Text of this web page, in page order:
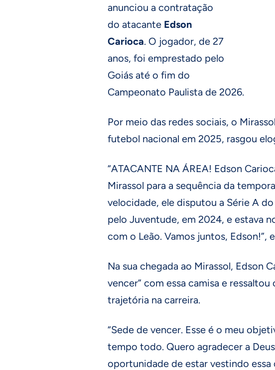
anunciou a contratação
do atacante Edson
Carioca. O jogador, de 27
anos, foi emprestado pelo
Goiás até o fim do
Campeonato Paulista de 2026.
Por meio das redes sociais, o
futebol nacional em 2025, rasgou
“ATACANTE NA ÁREA! Edson
Mirassol para a sequência da
velocidade, ele disputou a Série A
pelo Juventude, em 2024, e estava
com o Leão. Vamos juntos, Edson!”,
Na sua chegada ao Mirassol, Edson
vencer” com essa camisa e
trajetória na carreira.
“Sede de vencer. Esse é o meu
tempo todo. Quero agradecer a
oportunidade de estar vestindo essa